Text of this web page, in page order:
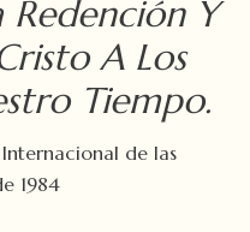
Redención Y
A Los
Tiempo.
Internacional de las
1984